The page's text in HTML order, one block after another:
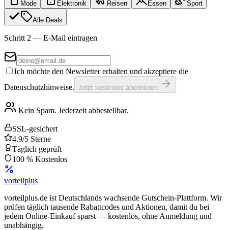
Mode Elektronik Reisen Essen Sport
Alle Deals
Schritt 2 — E-Mail eintragen
Ich möchte den Newsletter erhalten und akzeptiere die
Datenschutzhinweise. Jetzt kostenlos abonnieren
Kein Spam. Jederzeit abbestellbar.
SSL-gesichert
4.9/5 Sterne
Täglich geprüft
100 % Kostenlos
vorteilplus
vorteilplus.de ist Deutschlands wachsende Gutschein-Plattform. Wir
prüfen täglich tausende Rabattcodes und Aktionen, damit du bei
jedem Online-Einkauf sparst — kostenlos, ohne Anmeldung und
unabhängig.